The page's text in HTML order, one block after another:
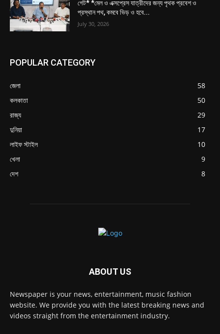
গেট* *মেল ও এক্সপ্রেস যাত্রীদের জন্য পৃথক প্রবেশ ও
প্রস্থান পথ, কমবে ভিড় ও হবে...
July 30, 2026
POPULAR CATEGORY
জেলা
58
কলকাতা
50
রাজ্য
29
দুনিয়া
17
লাইফ স্টাইল
10
খেলা
9
দেশ
8
ABOUT US
Newspaper is your news, entertainment, music fashion
website. We provide you with the latest breaking news and
videos straight from the entertainment industry.